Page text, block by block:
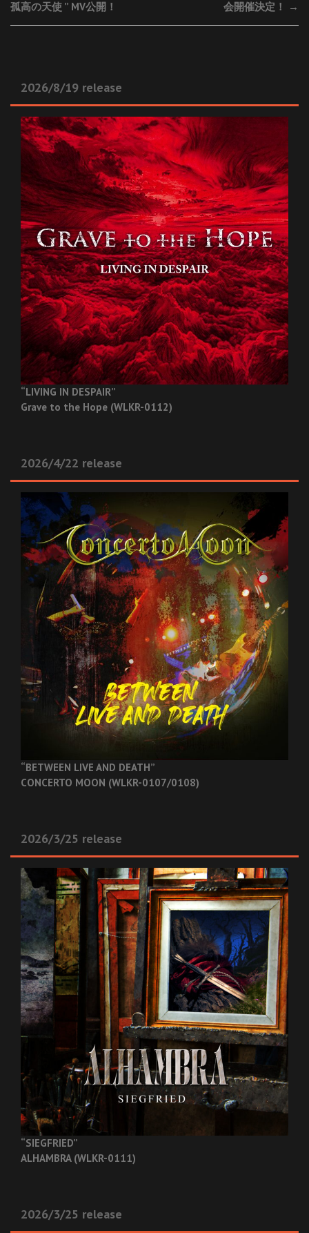
孤高の天使 ” MV公開！ 会開催決定！ →
2026/8/19 release
“LIVING IN DESPAIR”
Grave to the Hope (WLKR-0112)
2026/4/22 release
“BETWEEN LIVE AND DEATH”
CONCERTO MOON (WLKR-0107/0108)
2026/3/25 release
“SIEGFRIED”
ALHAMBRA (WLKR-0111)
2026/3/25 release